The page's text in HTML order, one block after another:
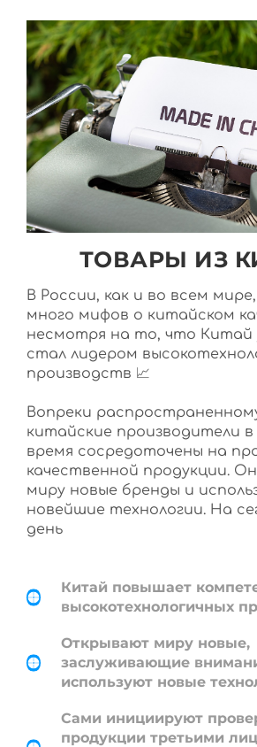
ТОВАРЫ ИЗ
В России, как и во всем
много мифов о китайском
несмотря на то, что Китай
стал лидером
производств 📈
Вопреки
китайские производители
время сосредоточены на
качественной продукции.
миру новые бренды и
новейшие технологии. На
день
Китай повышает
высокотехнологичных
Открывают миру новые,
заслуживающие
используют новые
Сами инициируют
продукции третьими